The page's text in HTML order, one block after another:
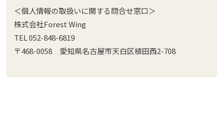
＜個人情報の取扱いに関する問合せ窓口＞
株式会社Forest Wing
TEL 052-848-6819
〒468-0058 愛知県名古屋市天白区植田西2-708